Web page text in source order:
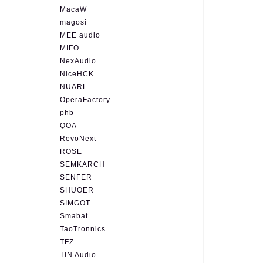
MacaW
magosi
MEE audio
MIFO
NexAudio
NiceHCK
NUARL
OperaFactory
phb
QOA
RevoNext
ROSE
SEMKARCH
SENFER
SHUOER
SIMGOT
Smabat
TaoTronnics
TFZ
TIN Audio